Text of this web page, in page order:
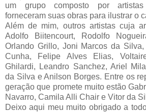
um grupo composto por artistas
forneceram suas obras para ilustrar o
Além de mim, outros artistas cuja
Adolfo Biitencourt, Rodolfo
Orlando Grillo, Joni Marcos da
Cunha, Felipe Alves Elias,
Ghilardi, Leandro Sanchez, Ariel
da Silva e Anilson Borges. Entre os
geração que promete muito estão
Navarro, Camila Alli Chair e Vitor da
Deixo aqui meu muito obrigado a